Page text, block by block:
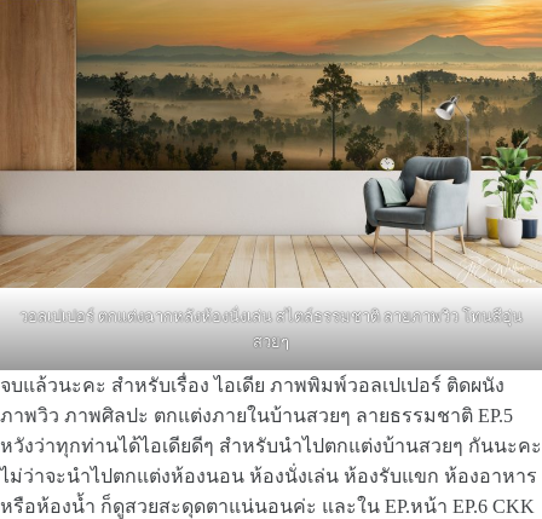
วอลเปเปอร์ ตกแต่งฉากหลังห้องนั่งเล่น สไตล์ธรรมชาติ ลายภาพวิว โทนสีอุ่น
สวยๆ
จบแล้วนะคะ สำหรับเรื่อง ไอเดีย ภาพพิมพ์วอลเปเปอร์ ติดผนัง
ภาพวิว ภาพศิลปะ ตกแต่งภายในบ้านสวยๆ ลายธรรมชาติ EP.5
หวังว่าทุกท่านได้ไอเดียดีๆ สำหรับนำไปตกแต่งบ้านสวยๆ กันนะคะ
ไม่ว่าจะนำไปตกแต่งห้องนอน ห้องนั่งเล่น ห้องรับแขก ห้องอาหาร
หรือห้องน้ำ ก็ดูสวยสะดุดตาแน่นอนค่ะ และใน EP.หน้า EP.6 CKK